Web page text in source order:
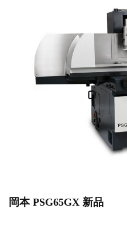
ダイヘン 交直両用TIG溶接機
2026.5.16
ダイヘン デジタルパルスMAG/
立形マシニングセンター
ホーコス 4軸マシニングセン
立形マシニングセンター
森精機 立形マシニングセンタ
立形マシニングセンター
森精機 立形マシニングセンタ
販売 買取
2026.6.29
岡本 PSG65GX 新品